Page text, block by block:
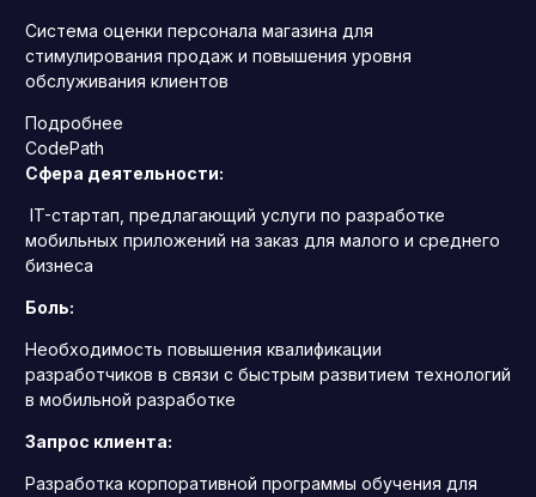
Система оценки персонала магазина для
стимулирования продаж и повышения уровня
обслуживания клиентов
Подробнее
CodePath
Сфера деятельности:
IT-стартап, предлагающий услуги по разработке
мобильных приложений на заказ для малого и среднего
бизнеса
Боль:
Необходимость повышения квалификации
разработчиков в связи с быстрым развитием технологий
в мобильной разработке
Запрос клиента:
Разработка корпоративной программы обучения для